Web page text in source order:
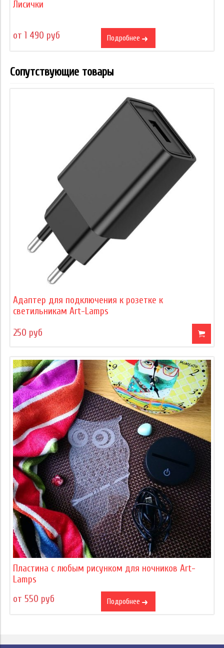
Лисички
от 1 490 руб Подробнее
Сопутствующие товары
Адаптер для подключения к розетке к
светильникам Art-Lamps
250 руб
Пластина с любым рисунком для ночников Art-
Lamps
от 550 руб
Подробнее